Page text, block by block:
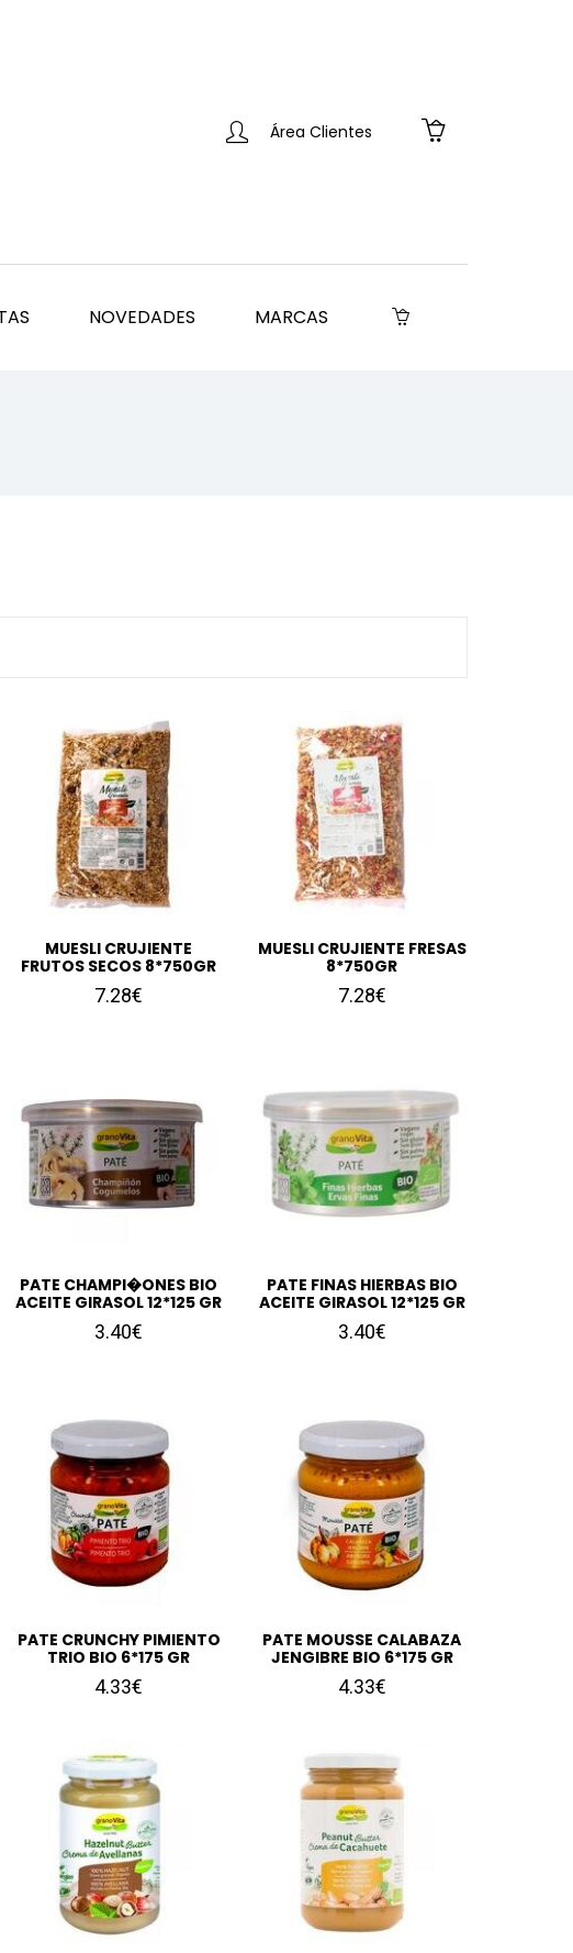
Área Clientes
NOVEDADES MARCAS
MUESLI CRUJIENTE
FRUTOS SECOS 8*750GR
7.28€
MUESLI CRUJIENTE FRESAS
8*750GR
7.28€
PATE CHAMPI�ONES BIO
ACEITE GIRASOL 12*125 GR
3.40€
PATE FINAS HIERBAS BIO
ACEITE GIRASOL 12*125 GR
3.40€
PATE CRUNCHY PIMIENTO
TRIO BIO 6*175 GR
4.33€
PATE MOUSSE CALABAZA
JENGIBRE BIO 6*175 GR
4.33€